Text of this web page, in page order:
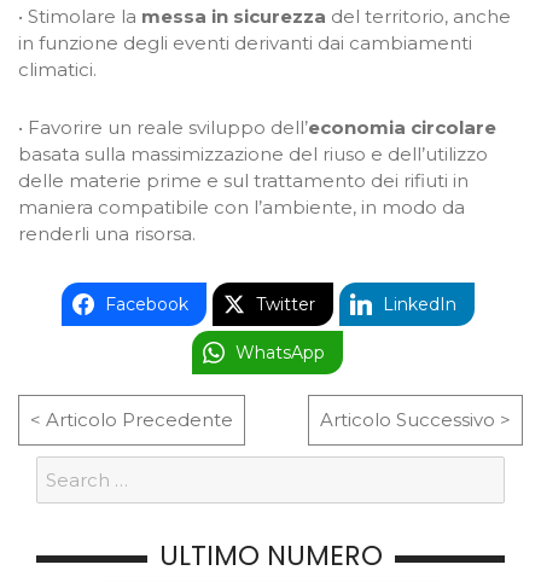
• Stimolare la messa in sicurezza del territorio, anche
in funzione degli eventi derivanti dai cambiamenti
climatici.
• Favorire un reale sviluppo dell’economia circolare
basata sulla massimizzazione del riuso e dell’utilizzo
delle materie prime e sul trattamento dei rifiuti in
maniera compatibile con l’ambiente, in modo da
renderli una risorsa.
Facebook Twitter LinkedIn
WhatsApp
< Articolo Precedente Articolo Successivo >
ULTIMO NUMERO